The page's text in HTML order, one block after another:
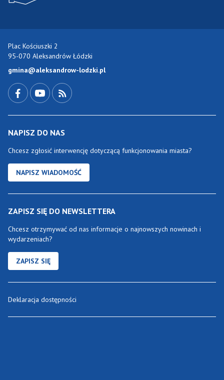
Plac Kościuszki 2
95-070 Aleksandrów Łódzki
gmina@aleksandrow-lodzki.pl
NAPISZ DO NAS
Chcesz zgłosić interwencję dotyczącą funkcjonowania miasta?
NAPISZ WIADOMOŚĆ
ZAPISZ SIĘ DO NEWSLETTERA
Chcesz otrzymywać od nas informacje o najnowszych nowinach i
wydarzeniach?
ZAPISZ SIĘ
Deklaracja dostępności